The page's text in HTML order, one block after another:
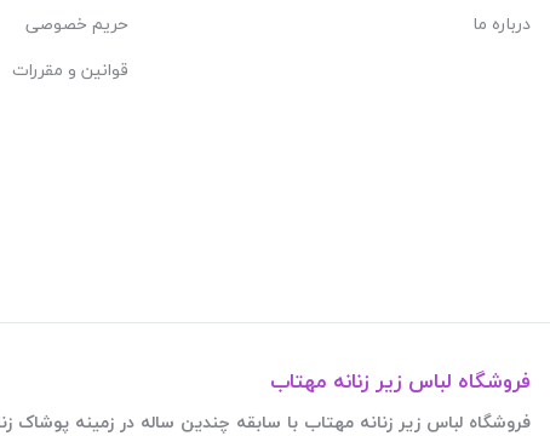
درباره ما
حریم خصوصی
قوانین و مقررات
فروشگاه لباس زیر زنانه مهتاب
فروشگاه لباس زیر زنانه مهتاب با سابقه چندین ساله در زمینه پوشاک زنانه فعالیت